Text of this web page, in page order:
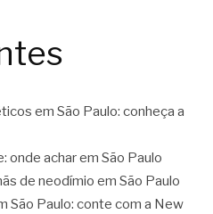
em São Paulo: conheça a
onde achar em São Paulo
de neodímio em São Paulo
São Paulo: conte com a New